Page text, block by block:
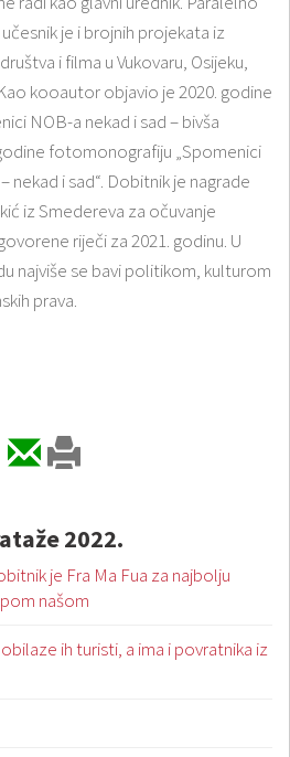
je i brojnih projekata iz
i filma u Vukovaru, Osijeku,
kooautor objavio je 2020. godine
NOB-a nekad i sad – bivša
fotomonografiju „Spomenici
nekad i sad“. Dobitnik je nagrade
iz Smedereva za očuvanje
riječi za 2021. godinu. U
najviše se bavi politikom, kulturom
prava.
2022.
je Fra Ma Fua za najbolju
našom
ih turisti, a ima i povratnika iz